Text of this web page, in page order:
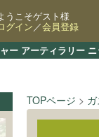
ー アーティラリー
うこそゲスト様
グイン／会員登録
TOPページ